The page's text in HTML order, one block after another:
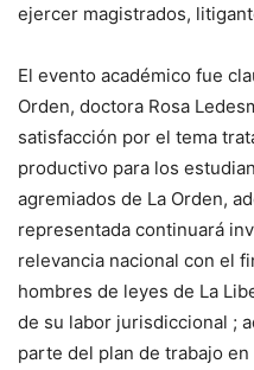
ejercer magistrados,
El evento académico fue
Orden, doctora Rosa
satisfacción por el tema
productivo para los
agremiados de La Orden,
representada continuará
relevancia nacional con el
hombres de leyes de La
de su labor jurisdiccional ;
parte del plan de trabajo